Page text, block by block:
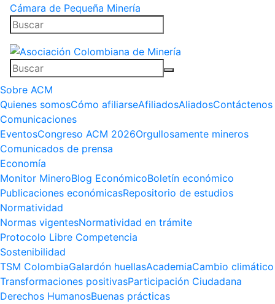
Cámara de Pequeña Minería
Sobre ACM
Quienes somosCómo afiliarseAfiliadosAliadosContáctenos
Comunicaciones
EventosCongreso ACM 2026Orgullosamente mineros
Comunicados de prensa
Economía
Monitor MineroBlog EconómicoBoletín económico
Publicaciones económicasRepositorio de estudios
Normatividad
Normas vigentesNormatividad en trámite
Protocolo Libre Competencia
Sostenibilidad
TSM ColombiaGalardón huellasAcademiaCambio climático
Transformaciones positivasParticipación Ciudadana
Derechos HumanosBuenas prácticas